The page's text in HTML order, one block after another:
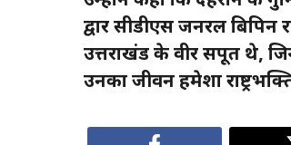
द्वार सीडीएस जनरल बिपिन
उत्तराखंड के वीर सपूत थे,
उनका जीवन हमेशा